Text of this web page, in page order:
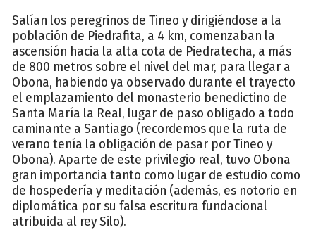
Salían los peregrinos de Tineo y dirigiéndose a la
población de Piedrafita, a 4 km, comenzaban la
ascensión hacia la alta cota de Piedratecha, a más
de 800 metros sobre el nivel del mar, para llegar a
Obona, habiendo ya observado durante el trayecto
el emplazamiento del monasterio benedictino de
Santa María la Real, lugar de paso obligado a todo
caminante a Santiago (recordemos que la ruta de
verano tenía la obligación de pasar por Tineo y
Obona). Aparte de este privilegio real, tuvo Obona
gran importancia tanto como lugar de estudio como
de hospedería y meditación (además, es notorio en
diplomática por su falsa escritura fundacional
atribuida al rey Silo).